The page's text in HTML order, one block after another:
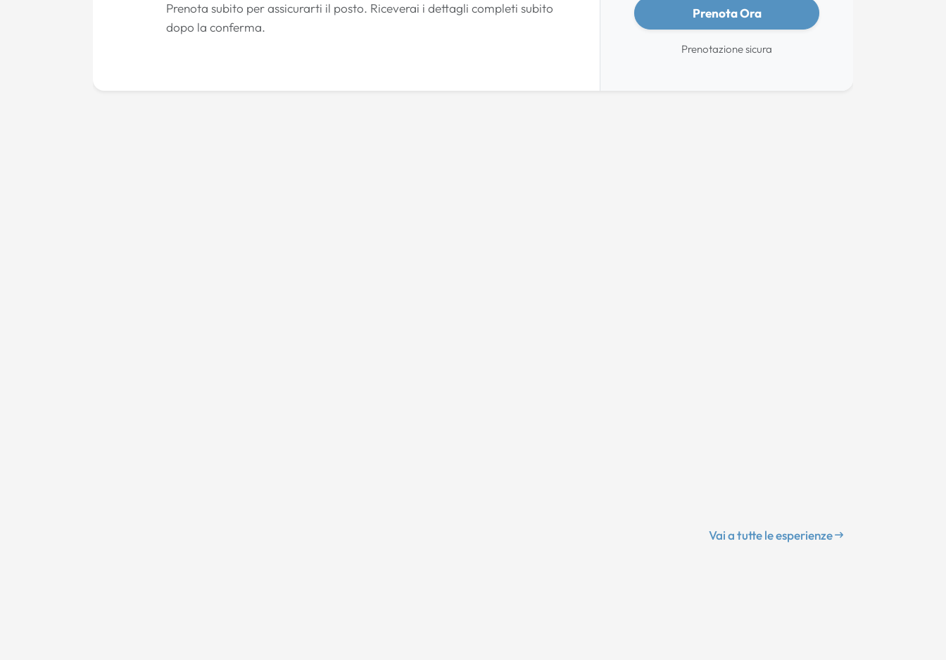
Prenota subito per assicurarti il posto. Riceverai i dettagli completi subito
dopo la conferma.
Prenota Ora
Prenotazione sicura
Vai a tutte le esperienze